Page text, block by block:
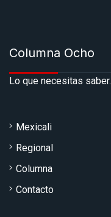
Columna Ocho
Lo que necesitas saber.
Mexicali
Regional
Columna
Contacto